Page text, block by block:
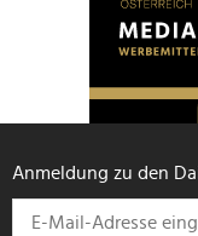
Anmeldung zu den